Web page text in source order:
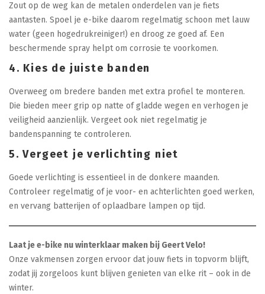
Zout op de weg kan de metalen onderdelen van je fiets
aantasten. Spoel je e-bike daarom regelmatig schoon met lauw
water (geen hogedrukreiniger!) en droog ze goed af. Een
beschermende spray helpt om corrosie te voorkomen.
4. Kies de juiste banden
Overweeg om bredere banden met extra profiel te monteren.
Die bieden meer grip op natte of gladde wegen en verhogen je
veiligheid aanzienlijk. Vergeet ook niet regelmatig je
bandenspanning te controleren.
5. Vergeet je verlichting niet
Goede verlichting is essentieel in de donkere maanden.
Controleer regelmatig of je voor- en achterlichten goed werken,
en vervang batterijen of oplaadbare lampen op tijd.
Laat je e-bike nu winterklaar maken bij Geert Velo!
Onze vakmensen zorgen ervoor dat jouw fiets in topvorm blijft,
zodat jij zorgeloos kunt blijven genieten van elke rit – ook in de
winter.